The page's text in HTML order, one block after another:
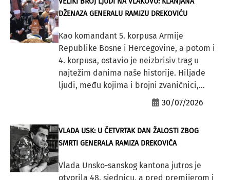
DŽENAZA GENERALU RAMIZU DREKOVIĆU
Kao komandant 5. korpusa Armije
Republike Bosne i Hercegovine, a potom i
4. korpusa, ostavio je neizbrisiv trag u
najtežim danima naše historije. Hiljade
ljudi, među kojima i brojni zvaničnici,...
30/07/2026
VLADA USK: U ČETVRTAK DAN ŽALOSTI ZBOG
SMRTI GENERALA RAMIZA DREKOVIĆA
Vlada Unsko-sanskog kantona jutros je
otvorila 48. sjednicu, a pred premijerom i